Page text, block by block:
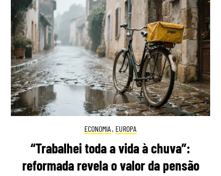
ECONOMIA , EUROPA
“Trabalhei toda a vida à chuva”:
reformada revela o valor da pensão